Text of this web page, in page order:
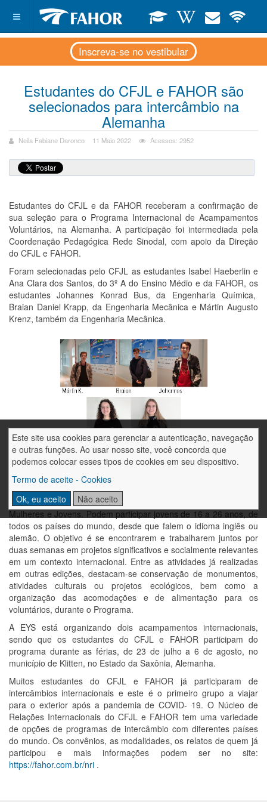
Este site usa cookies para gerenciar a autenticação, navegação
e outras funções. Ao usar nosso site, você concorda que
podemos colocar esses tipos de cookies em seu dispositivo.
Termo de aceite - Cookies
Ok, eu aceito
Não aceito
Inscreva-se no vestibular
Estudantes do CFJL e FAHOR são
selecionados para intercâmbio na
Alemanha
Neila Fabiane Daronco 11 Maio 2022 Acessos: 2952
Estudantes do CFJL e da FAHOR receberam a confirmação de
sua seleção para o Programa Internacional de Acampamentos
Voluntários, na Alemanha. A participação foi intermediada pela
Coordenação Pedagógica Rede Sinodal, com apoio da Direção
do CFJL e FAHOR.
Foram selecionadas pelo CFJL as estudantes Isabel Haeberlin e
Ana Clara dos Santos, do 3º A do Ensino Médio e da FAHOR, os
estudantes Johannes Konrad Bus, da Engenharia Química,
Braian Daniel Krapp, da Engenharia Mecânica e Mártin Augusto
Krenz, também da Engenharia Mecânica.
O Programa Internacional de Acampamentos Voluntários é
organizado pelos Serviços Comunitários para Jovens (EYS) da
Alemanha, ligado ao Ministério de Assuntos de Família, Idosos,
Mulheres e Jovens. Podem participar jovens de 16 a 26 anos, de
todos os países do mundo, desde que falem o idioma inglês ou
alemão. O objetivo é se encontrarem e trabalharem juntos por
duas semanas em projetos significativos e socialmente relevantes
em um contexto internacional. Entre as atividades já realizadas
em outras edições, destacam-se conservação de monumentos,
atividades culturais ou projetos ecológicos, bem como a
organização das acomodações e de alimentação para os
voluntários, durante o Programa.
A EYS está organizando dois acampamentos internacionais,
sendo que os estudantes do CFJL e FAHOR participam do
programa durante as férias, de 23 de julho a 6 de agosto, no
município de Klitten, no Estado da Saxônia, Alemanha.
Muitos estudantes do CFJL e FAHOR já participaram de
intercâmbios internacionais e este é o primeiro grupo a viajar
para o exterior após a pandemia de COVID- 19. O Núcleo de
Relações Internacionais do CFJL e FAHOR tem uma variedade
de opções de programas de intercâmbio com diferentes países
do mundo. Os convênios, as modalidades, os relatos de quem já
participou e mais informações podem ser no site:
https://fahor.com.br/nri .